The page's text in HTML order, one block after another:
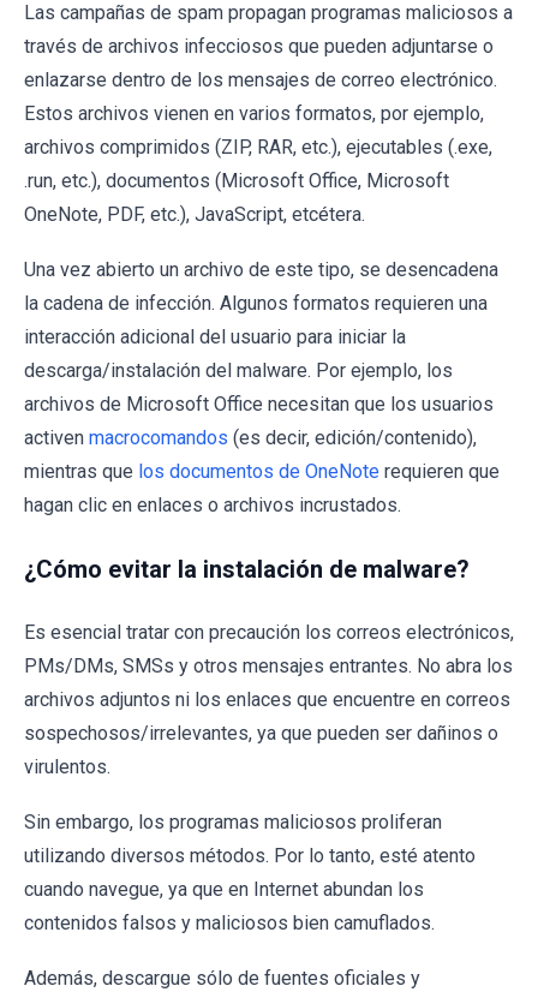
Las campañas de spam propagan programas maliciosos a
través de archivos infecciosos que pueden adjuntarse o
enlazarse dentro de los mensajes de correo electrónico.
Estos archivos vienen en varios formatos, por ejemplo,
archivos comprimidos (ZIP, RAR, etc.), ejecutables (.exe,
.run, etc.), documentos (Microsoft Office, Microsoft
OneNote, PDF, etc.), JavaScript, etcétera.
Una vez abierto un archivo de este tipo, se desencadena
la cadena de infección. Algunos formatos requieren una
interacción adicional del usuario para iniciar la
descarga/instalación del malware. Por ejemplo, los
archivos de Microsoft Office necesitan que los usuarios
activen macrocomandos (es decir, edición/contenido),
mientras que los documentos de OneNote requieren que
hagan clic en enlaces o archivos incrustados.
¿Cómo evitar la instalación de malware?
Es esencial tratar con precaución los correos electrónicos,
PMs/DMs, SMSs y otros mensajes entrantes. No abra los
archivos adjuntos ni los enlaces que encuentre en correos
sospechosos/irrelevantes, ya que pueden ser dañinos o
virulentos.
Sin embargo, los programas maliciosos proliferan
utilizando diversos métodos. Por lo tanto, esté atento
cuando navegue, ya que en Internet abundan los
contenidos falsos y maliciosos bien camuflados.
Además, descargue sólo de fuentes oficiales y